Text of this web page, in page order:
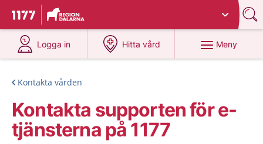
Till startsidan för 1177
Du har valt region
Logga in
på 1177.se
Hitta vård
på 1177.se
Meny
Kontakta vården
Kontakta supporten för e-
tjänsterna på 1177